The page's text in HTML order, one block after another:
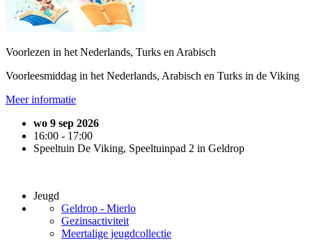
Voorlezen in het Nederlands, Turks en Arabisch
Voorleesmiddag in het Nederlands, Arabisch en Turks in de Viking
Meer informatie
wo 9 sep 2026
16:00 - 17:00
Speeltuin De Viking, Speeltuinpad 2 in Geldrop
Jeugd
Geldrop - Mierlo
Gezinsactiviteit
Meertalige jeugdcollectie